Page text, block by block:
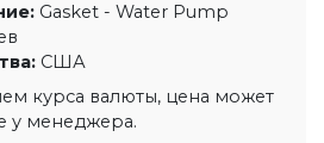
Gasket - Water Pump
США
курса валюты, цена может
у менеджера.